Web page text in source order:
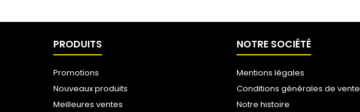
PRODUITS
Promotions
Nouveaux produits
Meilleures ventes
NOTRE SOCIÉTÉ
Mentions légales
Conditions générales de vente
Notre histoire